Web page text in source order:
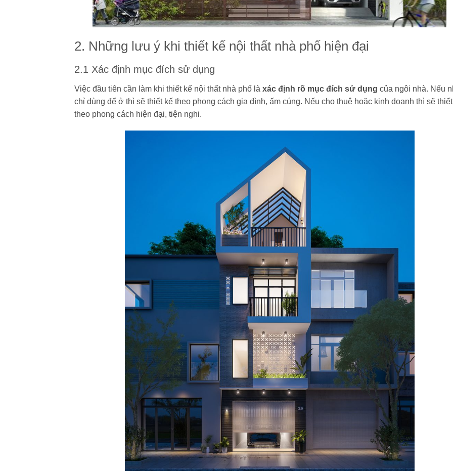
2. Những lưu ý khi thiết kế nội thất nhà phố hiện đại
2.1 Xác định mục đích sử dụng
Việc đầu tiên cần làm khi thiết kế nội thất nhà phố là xác định rõ mục đích sử dụng của ngôi nhà. Nếu
chỉ dùng để ở thì sẽ thiết kế theo phong cách gia đình, ấm cúng. Nếu cho thuê hoặc kinh doanh thì sẽ
theo phong cách hiện đại, tiện nghi.